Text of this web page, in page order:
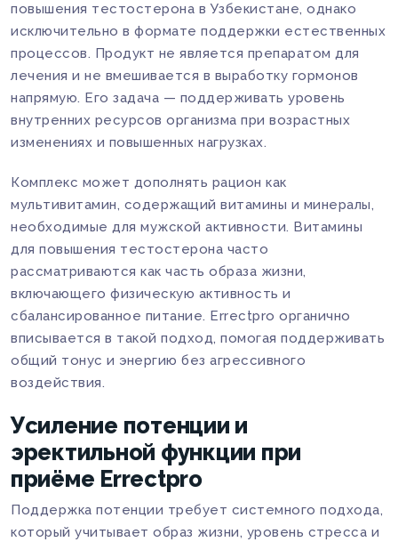
повышения тестостерона в Узбекистане, однако
исключительно в формате поддержки естественных
процессов. Продукт не является препаратом для
лечения и не вмешивается в выработку гормонов
напрямую. Его задача — поддерживать уровень
внутренних ресурсов организма при возрастных
изменениях и повышенных нагрузках.
Комплекс может дополнять рацион как
мультивитамин, содержащий витамины и минералы,
необходимые для мужской активности. Витамины
для повышения тестостерона часто
рассматриваются как часть образа жизни,
включающего физическую активность и
сбалансированное питание. Errectpro органично
вписывается в такой подход, помогая поддерживать
общий тонус и энергию без агрессивного
воздействия.
Усиление потенции и
эректильной функции при
приёме Errectpro
Поддержка потенции требует системного подхода,
который учитывает образ жизни, уровень стресса и